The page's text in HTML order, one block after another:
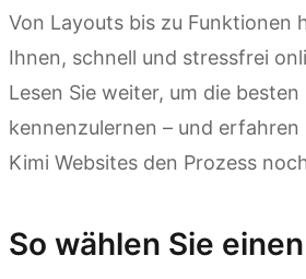
Von Layouts bis zu Funktionen
Ihnen, schnell und stressfrei
Lesen Sie weiter, um die
kennenzulernen – und erfahren
Kimi Websites den Prozess
So wählen Sie